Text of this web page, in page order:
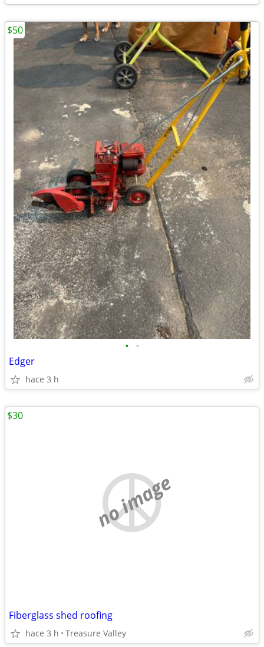
• •
Edger
hace 3 h
$50
no image
Fiberglass shed roofing
hace 3 h Treasure Valley
$30